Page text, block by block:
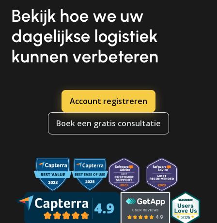
Bekijk hoe we uw
dagelijkse logistiek
kunnen verbeteren
Account registreren
Boek een gratis consultatie